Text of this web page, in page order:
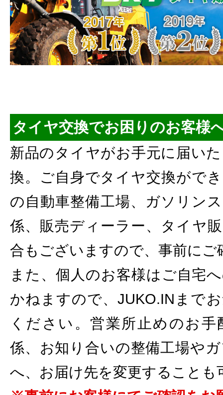
タイヤ交換でお困りのお客様
新品のタイヤがお手元に届い
換。ご自身でタイヤ交換がで
の自動車整備工場、ガソリン
係、販売ディーラー、タイヤ
合もございますので、事前にご
また、個人のお客様はご自宅
かねますので、JUKO.INまで
ください。営業所止めのお
係、お知り合いの整備工場や
へ、お届け先を変更することも